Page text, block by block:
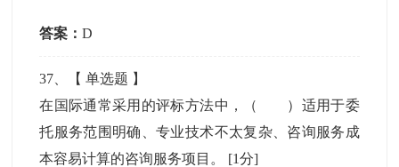
答案：D
37 、【单选题 】
在国际通常采用的评标方法中，（ ）适用于委
托服务范围明确、专业技术不太复杂、咨询服务成
本容易计算的咨询服务项目。 [1分]